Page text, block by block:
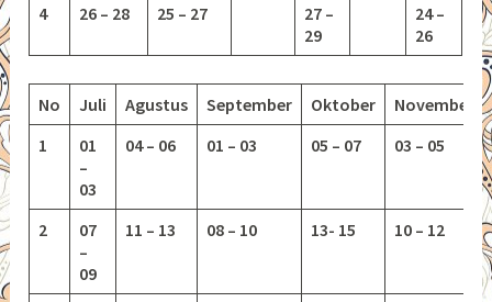
4
26 – 28 25 – 27
27 –
29
24 –
26
No Juli Agustus September Oktober
November
1
01
–
03
04 – 06 01 – 03 05 – 07 03 – 05
2
07
–
09
11 – 13 08 – 10 13- 15 10 – 12